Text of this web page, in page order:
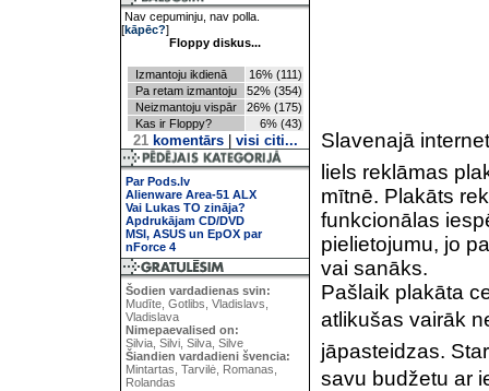
Nav cepuminju, nav polla.
[kāpēc?]
Floppy diskus...
Izmantoju ikdienā
16% (111)
Pa retam izmantoju
52% (354)
Neizmantoju vispār
26% (175)
Kas ir Floppy?
6% (43)
21komentārs| visi citi...
Par Pods.lv
Alienware Area-51 ALX
Vai Lukas TO zināja?
Apdrukājam CD/DVD
MSI, ASUS un EpOX par
nForce 4
Šodien vardadienas svin:
Mudīte, Gotlibs, Vladislavs,
Vladislava
Nimepaevalised on:
Silvia, Silvi, Silva, Silve
Šiandien vardadieni švencia:
Mintartas, Tarvilė, Romanas,
Rolandas
Slavenajā
liels reklāmas
mītnē. Plakāts
funkcionālas
pielietojumu, jo
vai sanāks.
Pašlaik plakāta
atlikušas vairāk
jāpasteidzas.
savu budžetu ar